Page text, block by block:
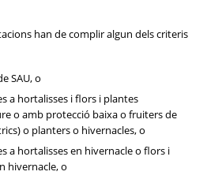
han de complir algun dels criteris
SAU, o
a hortalisses i flors i plantes
o amb protecció baixa o fruiters de
o planters o hivernacles, o
a hortalisses en hivernacle o flors i
hivernacle, o